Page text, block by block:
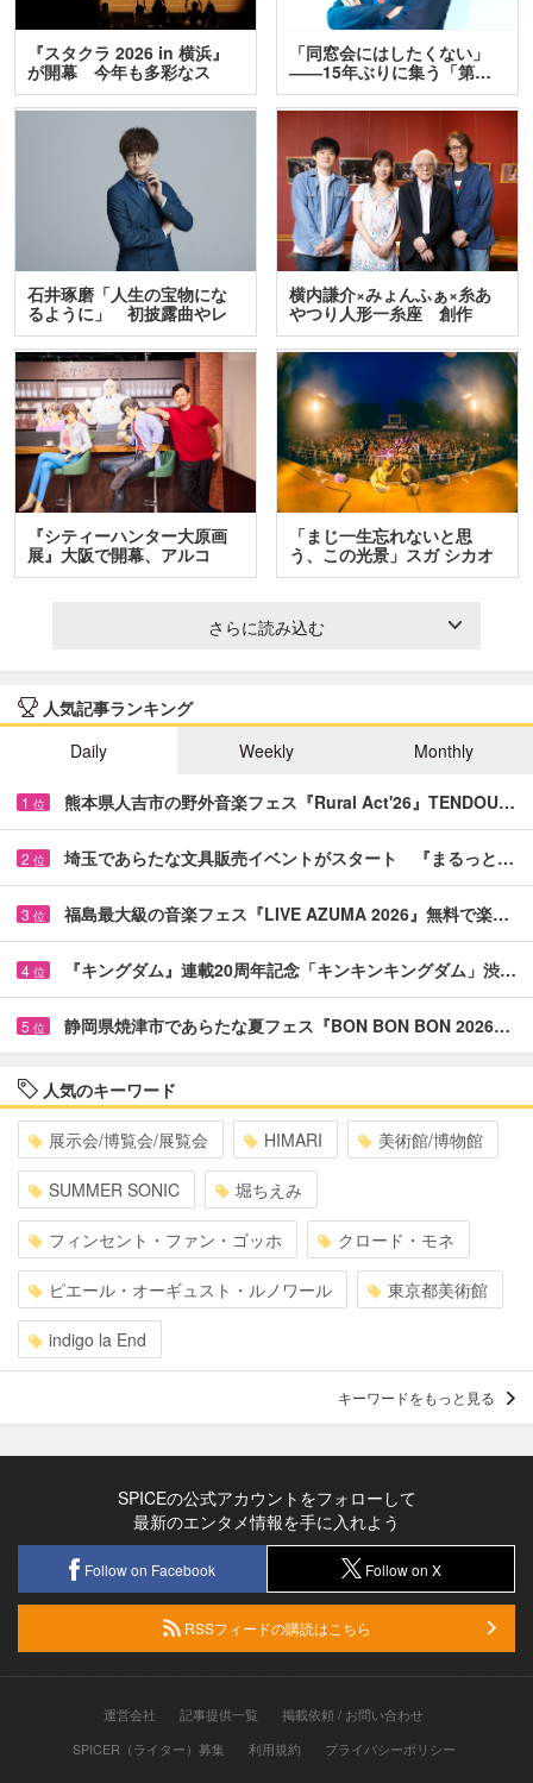
『スタクラ 2026 in 横浜』
が開幕 今年も多彩なス
テ…
「同窓会にはしたくない」
――15年ぶりに集う「第…
石井琢磨「人生の宝物にな
るように」 初披露曲やレ
ア…
横内謙介×みょんふぁ×糸あ
やつり人形一糸座 創作
人…
『シティーハンター大原画
展』大阪で開幕、アルコ
＆…
「まじ一生忘れないと思
う、この光景」スガ シカオ
と…
さらに読み込む
人気記事ランキング
Daily
Weekly Monthly
1 位 熊本県人吉市の野外音楽フェス『Rural Act'26』TENDOU…
2 位 埼玉であらたな文具販売イベントがスタート 『まるっと…
3 位 福島最大級の音楽フェス『LIVE AZUMA 2026』無料で楽…
4 位 『キングダム』連載20周年記念「キンキンキングダム」渋…
5 位 静岡県焼津市であらたな夏フェス『BON BON BON 2026…
人気のキーワード
展示会/博覧会/展覧会 HIMARI 美術館/博物館
SUMMER SONIC 堀ちえみ
フィンセント・ファン・ゴッホ クロード・モネ
ピエール・オーギュスト・ルノワール 東京都美術館
indigo la End
キーワードをもっと見る
SPICEの公式アカウントをフォローして
最新のエンタメ情報を手に入れよう
Follow on Facebook Follow on X
RSSフィードの購読はこちら
運営会社 記事提供一覧
掲載依頼 / お問い合わせ
SPICER（ライター）募集
利用規約 プライバシーポリシー